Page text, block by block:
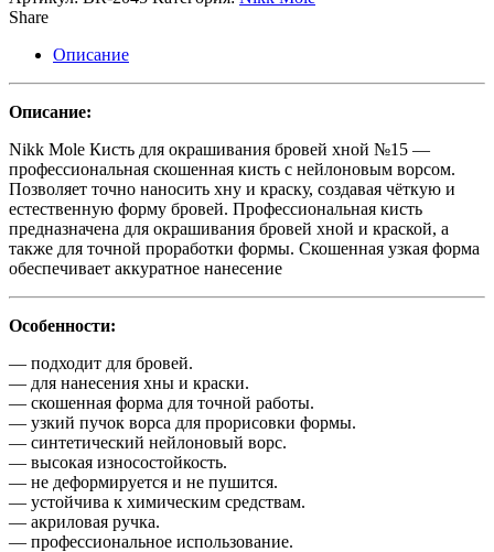
Share
Описание
Описание:
Nikk Mole Кисть для окрашивания бровей хной №15 —
профессиональная скошенная кисть с нейлоновым ворсом.
Позволяет точно наносить хну и краску, создавая чёткую и
естественную форму бровей. Профессиональная кисть
предназначена для окрашивания бровей хной и краской, а
также для точной проработки формы. Скошенная узкая форма
обеспечивает аккуратное нанесение
Особенности:
— подходит для бровей.
— для нанесения хны и краски.
— скошенная форма для точной работы.
— узкий пучок ворса для прорисовки формы.
— синтетический нейлоновый ворс.
— высокая износостойкость.
— не деформируется и не пушится.
— устойчива к химическим средствам.
— акриловая ручка.
— профессиональное использование.